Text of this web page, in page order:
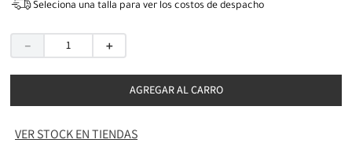
Seleciona una talla para ver los costos de despacho
＋
－
AGREGAR AL CARRO
VER STOCK EN TIENDAS